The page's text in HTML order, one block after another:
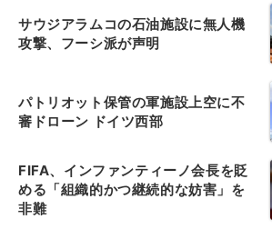
サウジアラムコの石油施設に無人機
攻撃、フーシ派が声明
パトリオット保管の軍施設上空に不
審ドローン ドイツ西部
FIFA、インファンティーノ会長を貶
める「組織的かつ継続的な妨害」を
非難